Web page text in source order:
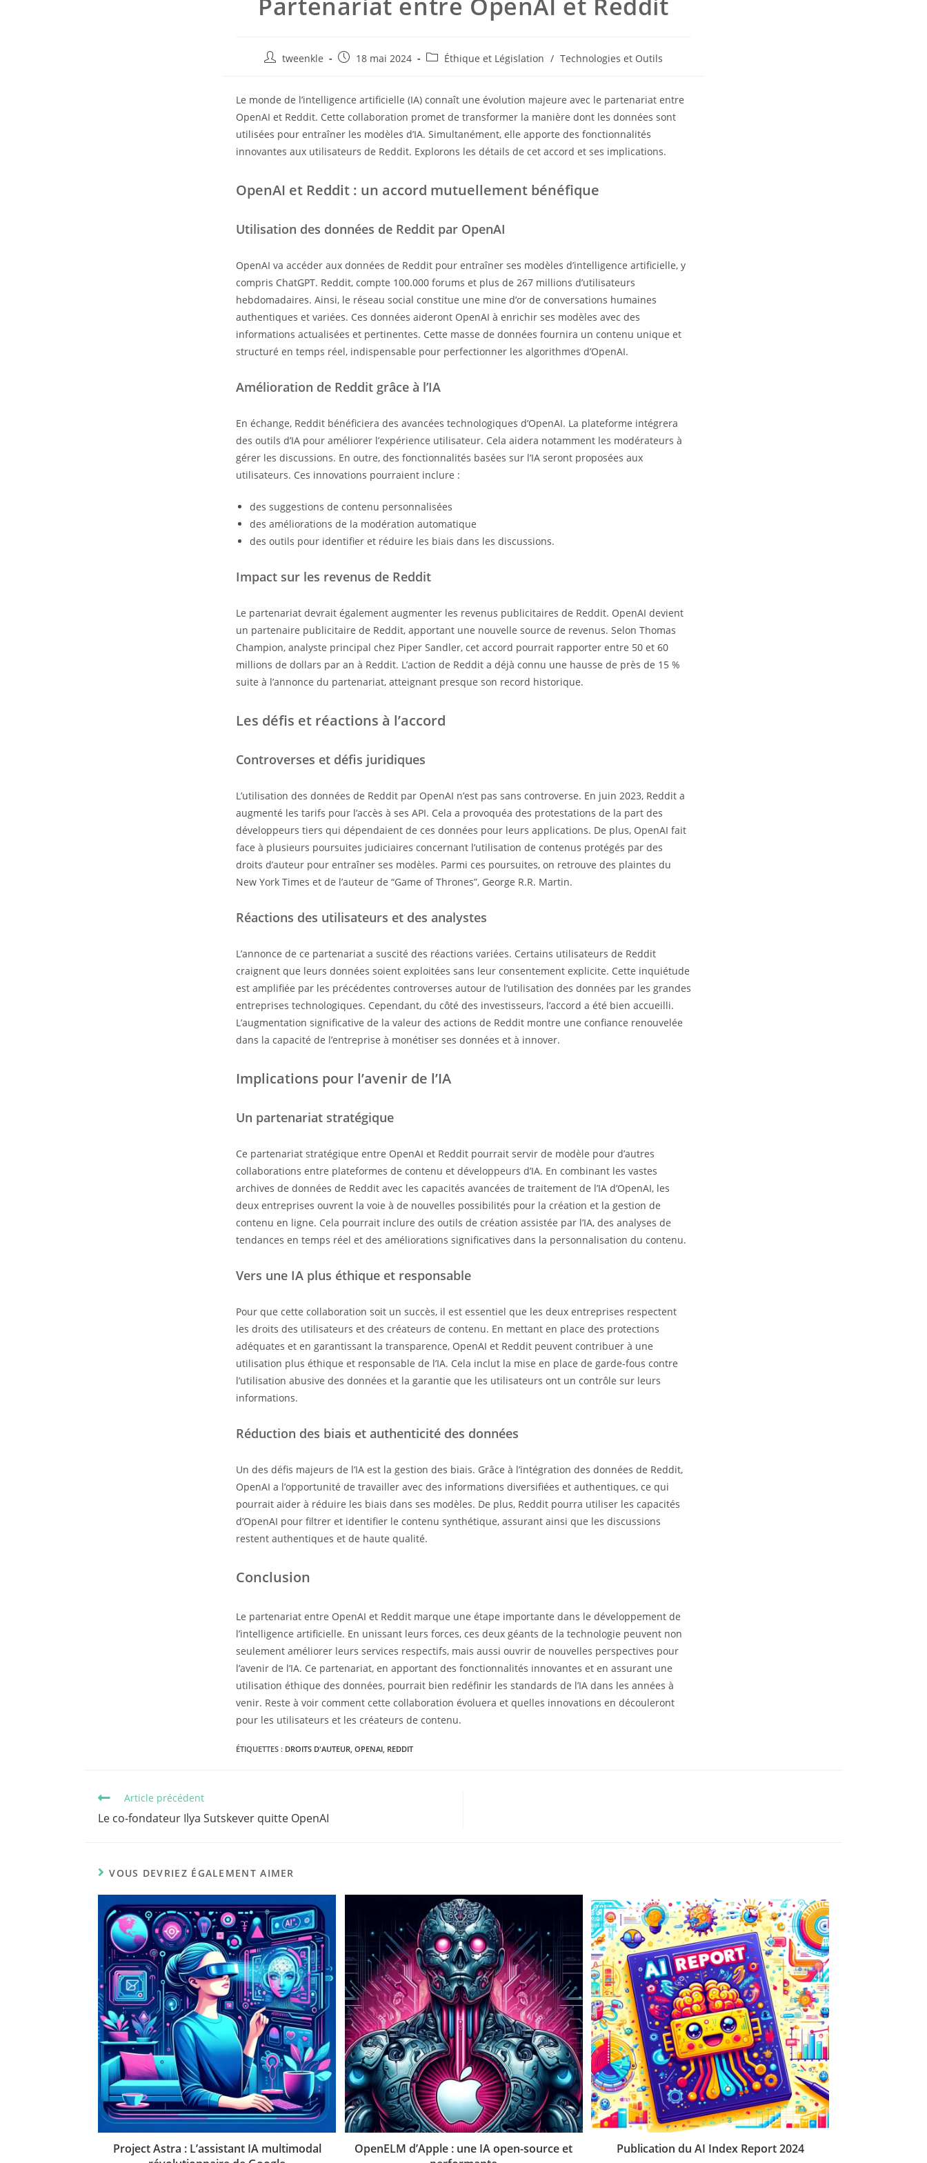
Auteur/autrice
publication :
tweenkle
Post 18 mai 2024
Post Éthique et Législation / Technologies et Outils
Le monde de l’intelligence artificielle (IA) connaît une évolution majeure avec le partenariat entre
OpenAI et Reddit. Cette collaboration promet de transformer la manière dont les données sont
utilisées pour entraîner les modèles d’IA. Simultanément, elle apporte des fonctionnalités
innovantes aux utilisateurs de Reddit. Explorons les détails de cet accord et ses implications.
OpenAI et Reddit : un accord mutuellement bénéfique
Utilisation des données de Reddit par OpenAI
OpenAI va accéder aux données de Reddit pour entraîner ses modèles d’intelligence artificielle, y
compris ChatGPT. Reddit, compte 100.000 forums et plus de 267 millions d’utilisateurs
hebdomadaires. Ainsi, le réseau social constitue une mine d’or de conversations humaines
authentiques et variées. Ces données aideront OpenAI à enrichir ses modèles avec des
informations actualisées et pertinentes. Cette masse de données fournira un contenu unique et
structuré en temps réel, indispensable pour perfectionner les algorithmes d’OpenAI.
Amélioration de Reddit grâce à l’IA
En échange, Reddit bénéficiera des avancées technologiques d’OpenAI. La plateforme intégrera
des outils d’IA pour améliorer l’expérience utilisateur. Cela aidera notamment les modérateurs à
gérer les discussions. En outre, des fonctionnalités basées sur l’IA seront proposées aux
utilisateurs. Ces innovations pourraient inclure :
des suggestions de contenu personnalisées
des améliorations de la modération automatique
des outils pour identifier et réduire les biais dans les discussions.
Impact sur les revenus de Reddit
Le partenariat devrait également augmenter les revenus publicitaires de Reddit. OpenAI devient
un partenaire publicitaire de Reddit, apportant une nouvelle source de revenus. Selon Thomas
Champion, analyste principal chez Piper Sandler, cet accord pourrait rapporter entre 50 et 60
millions de dollars par an à Reddit. L’action de Reddit a déjà connu une hausse de près de 15 %
suite à l’annonce du partenariat, atteignant presque son record historique.
Les défis et réactions à l’accord
Controverses et défis juridiques
L’utilisation des données de Reddit par OpenAI n’est pas sans controverse. En juin 2023, Reddit a
augmenté les tarifs pour l’accès à ses API. Cela a provoquéa des protestations de la part des
développeurs tiers qui dépendaient de ces données pour leurs applications. De plus, OpenAI fait
face à plusieurs poursuites judiciaires concernant l’utilisation de contenus protégés par des
droits d’auteur pour entraîner ses modèles. Parmi ces poursuites, on retrouve des plaintes du
New York Times et de l’auteur de “Game of Thrones”, George R.R. Martin.
Réactions des utilisateurs et des analystes
L’annonce de ce partenariat a suscité des réactions variées. Certains utilisateurs de Reddit
craignent que leurs données soient exploitées sans leur consentement explicite. Cette inquiétude
est amplifiée par les précédentes controverses autour de l’utilisation des données par les grandes
entreprises technologiques. Cependant, du côté des investisseurs, l’accord a été bien accueilli.
L’augmentation significative de la valeur des actions de Reddit montre une confiance renouvelée
dans la capacité de l’entreprise à monétiser ses données et à innover.
Implications pour l’avenir de l’IA
Un partenariat stratégique
Ce partenariat stratégique entre OpenAI et Reddit pourrait servir de modèle pour d’autres
collaborations entre plateformes de contenu et développeurs d’IA. En combinant les vastes
archives de données de Reddit avec les capacités avancées de traitement de l’IA d’OpenAI, les
deux entreprises ouvrent la voie à de nouvelles possibilités pour la création et la gestion de
contenu en ligne. Cela pourrait inclure des outils de création assistée par l’IA, des analyses de
tendances en temps réel et des améliorations significatives dans la personnalisation du contenu.
Vers une IA plus éthique et responsable
Pour que cette collaboration soit un succès, il est essentiel que les deux entreprises respectent
les droits des utilisateurs et des créateurs de contenu. En mettant en place des protections
adéquates et en garantissant la transparence, OpenAI et Reddit peuvent contribuer à une
utilisation plus éthique et responsable de l’IA. Cela inclut la mise en place de garde-fous contre
l’utilisation abusive des données et la garantie que les utilisateurs ont un contrôle sur leurs
informations.
Réduction des biais et authenticité des données
Un des défis majeurs de l’IA est la gestion des biais. Grâce à l’intégration des données de Reddit,
OpenAI a l’opportunité de travailler avec des informations diversifiées et authentiques, ce qui
pourrait aider à réduire les biais dans ses modèles. De plus, Reddit pourra utiliser les capacités
d’OpenAI pour filtrer et identifier le contenu synthétique, assurant ainsi que les discussions
restent authentiques et de haute qualité.
Conclusion
Le partenariat entre OpenAI et Reddit marque une étape importante dans le développement de
l’intelligence artificielle. En unissant leurs forces, ces deux géants de la technologie peuvent non
seulement améliorer leurs services respectifs, mais aussi ouvrir de nouvelles perspectives pour
l’avenir de l’IA. Ce partenariat, en apportant des fonctionnalités innovantes et en assurant une
utilisation éthique des données, pourrait bien redéfinir les standards de l’IA dans les années à
venir. Reste à voir comment cette collaboration évoluera et quelles innovations en découleront
pour les utilisateurs et les créateurs de contenu.
ÉTIQUETTES : DROITS D'AUTEUR, OPENAI, REDDIT
Read
articles
Article précédent
Le co-fondateur Ilya Sutskever quitte OpenAI
VOUS DEVRIEZ ÉGALEMENT AIMER
Project Astra : L’assistant IA multimodal
OpenELM d’Apple : une IA open-source et
Publication du AI Index Report 2024